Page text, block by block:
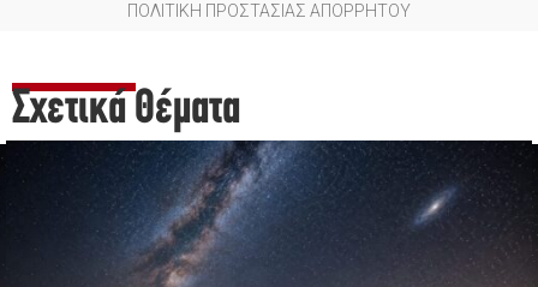
ΠΟΛΙΤΙΚΗ ΠΡΟΣΤΑΣΙΑΣ ΑΠΟΡΡΗΤΟΥ
Σχετικά Θέματα